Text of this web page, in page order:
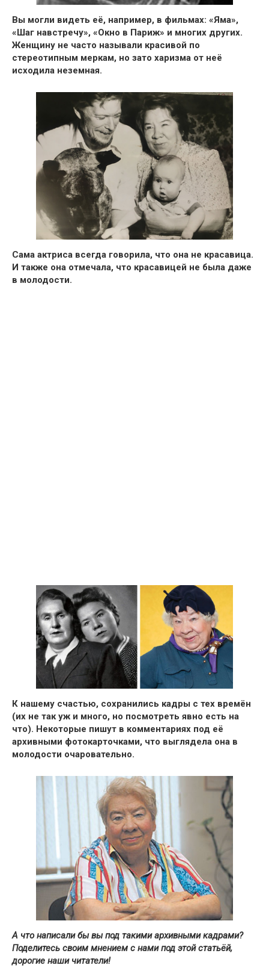
Вы могли видеть её, например, в фильмах: «Яма»,
«Шаг навстречу», «Окно в Париж» и многих других.
Женщину не часто называли красивой по
стереотипным меркам, но зато харизма от неё
исходила неземная.
Сама актриса всегда говорила, что она не красавица.
И также она отмечала, что красавицей не была даже
в молодости.
К нашему счастью, сохранились кадры с тех времён
(их не так уж и много, но посмотреть явно есть на
что). Некоторые пишут в комментариях под её
архивными фотокарточками, что выглядела она в
молодости очаровательно.
А что написали бы вы под такими архивными кадрами?
Поделитесь своим мнением с нами под этой статьёй,
дорогие наши читатели!